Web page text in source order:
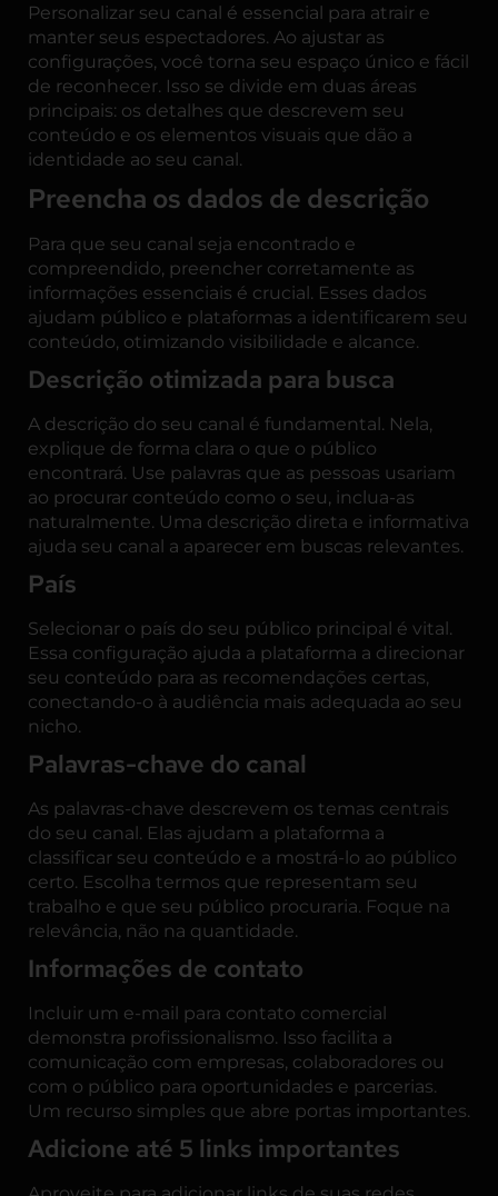
Personalizar seu canal é essencial para atrair e
manter seus espectadores. Ao ajustar as
configurações, você torna seu espaço único e fácil
de reconhecer. Isso se divide em duas áreas
principais: os detalhes que descrevem seu
conteúdo e os elementos visuais que dão a
identidade ao seu canal.
Preencha os dados de descrição
Para que seu canal seja encontrado e
compreendido, preencher corretamente as
informações essenciais é crucial. Esses dados
ajudam público e plataformas a identificarem seu
conteúdo, otimizando visibilidade e alcance.
Descrição otimizada para busca
A descrição do seu canal é fundamental. Nela,
explique de forma clara o que o público
encontrará. Use palavras que as pessoas usariam
ao procurar conteúdo como o seu, inclua-as
naturalmente. Uma descrição direta e informativa
ajuda seu canal a aparecer em buscas relevantes.
País
Selecionar o país do seu público principal é vital.
Essa configuração ajuda a plataforma a direcionar
seu conteúdo para as recomendações certas,
conectando-o à audiência mais adequada ao seu
nicho.
Palavras-chave do canal
As palavras-chave descrevem os temas centrais
do seu canal. Elas ajudam a plataforma a
classificar seu conteúdo e a mostrá-lo ao público
certo. Escolha termos que representam seu
trabalho e que seu público procuraria. Foque na
relevância, não na quantidade.
Informações de contato
Incluir um e-mail para contato comercial
demonstra profissionalismo. Isso facilita a
comunicação com empresas, colaboradores ou
com o público para oportunidades e parcerias.
Um recurso simples que abre portas importantes.
Adicione até 5 links importantes